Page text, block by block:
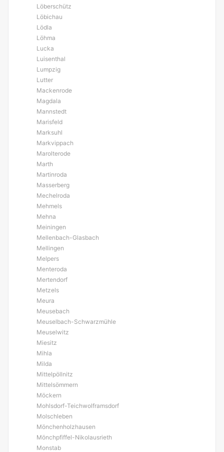
Löberschütz
Löbichau
Lödla
Löhma
Lucka
Luisenthal
Lumpzig
Lutter
Mackenrode
Magdala
Mannstedt
Marisfeld
Marksuhl
Markvippach
Marolterode
Marth
Martinroda
Masserberg
Mechelroda
Mehmels
Mehna
Meiningen
Mellenbach-Glasbach
Mellingen
Melpers
Menteroda
Mertendorf
Metzels
Meura
Meusebach
Meuselbach-Schwarzmühle
Meuselwitz
Miesitz
Mihla
Milda
Mittelpöllnitz
Mittelsömmern
Möckern
Mohlsdorf-Teichwolframsdorf
Molschleben
Mönchenholzhausen
Mönchpfiffel-Nikolausrieth
Monstab